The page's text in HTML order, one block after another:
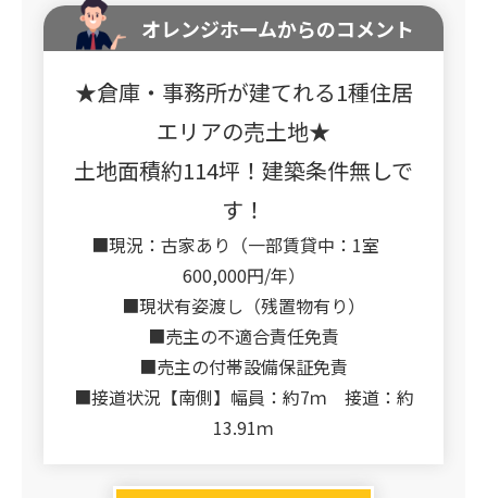
オレンジホームからのコメント
★倉庫・事務所が建てれる1種住居
エリアの売土地★
土地面積約114坪！建築条件無しで
す！
■現況：古家あり（一部賃貸中：1室
600,000円/年）
■現状有姿渡し（残置物有り）
■売主の不適合責任免責
■売主の付帯設備保証免責
■接道状況【南側】幅員：約7ｍ 接道：約
13.91ｍ